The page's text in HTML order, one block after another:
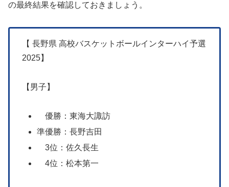
の最終結果を確認しておきましょう。
【 長野県 高校バスケットボールインターハイ予選
2025】
【男子】
優勝：東海大諏訪
準優勝：長野吉田
3位：佐久長生
4位：松本第一